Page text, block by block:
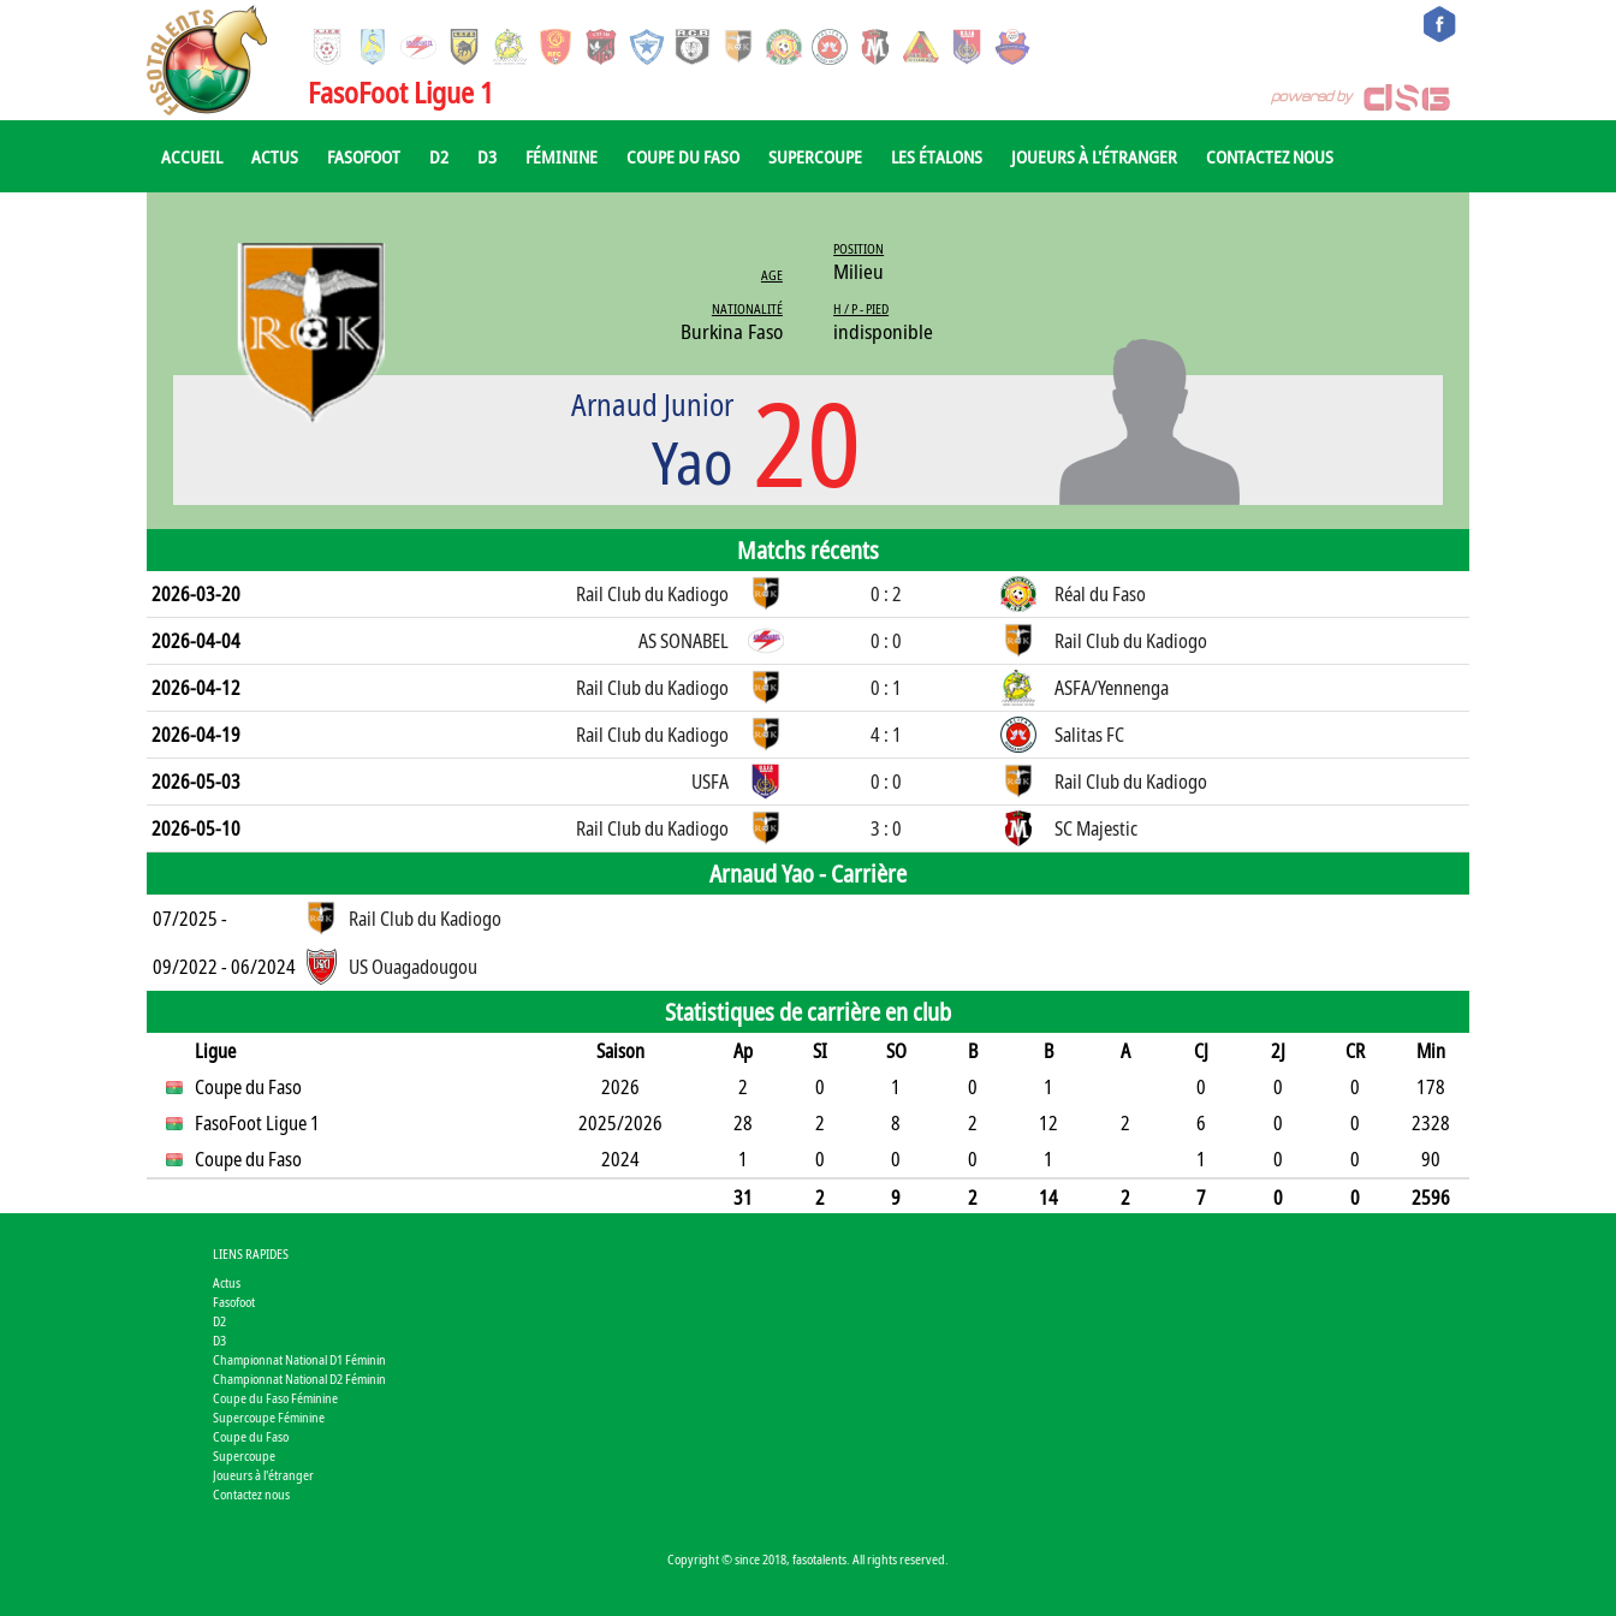
FasoFoot Ligue 1
ACCUEIL ACTUS FASOFOOT D2 D3 FÉMININE COUPE DU FASO SUPERCOUPE LES ÉTALONS JOUEURS À L'ÉTRANGER CONTACTEZ NOUS
AGE
NATIONALITÉ
Burkina Faso
POSITION
Milieu
H / P - PIED
indisponible
20
Arnaud Junior
Yao
Matchs récents
2026-03-20 Rail Club du Kadiogo 0 : 2
Réal du Faso
2026-04-04
AS SONABEL 0 : 0
Rail Club du Kadiogo
2026-04-12
Rail Club du Kadiogo 0 : 1
ASFA/Yennenga
2026-04-19
Rail Club du Kadiogo 4 : 1
Salitas FC
2026-05-03
USFA 0 : 0
Rail Club du Kadiogo
2026-05-10
Rail Club du Kadiogo 3 : 0 SC Majestic
Arnaud Yao -Carrière
07/2025 -
Rail Club du Kadiogo
09/2022 - 06/2024
US Ouagadougou
Statistiques de carrière en club
Ligue Saison Ap SI SO B B A CJ 2J CR
Min
Coupe du Faso
2026 2 0 1 0 1 0 0 0
178
FasoFoot Ligue 1
2025/2026 28 2 8 2 12 2 6 0 0
2328
Coupe du Faso
2024 1 0 0 0 1 1 0 0
90
31
2 9 2 14 2 7 0 0 2596
LIENS RAPIDES
Actus
Fasofoot
D2
D3
Championnat National D1 Féminin
Championnat National D2 Féminin
Coupe du Faso Féminine
Supercoupe Féminine
Coupe du Faso
Supercoupe
Joueurs à l'étranger
Contactez nous
Copyright © since 2018, fasotalents. All rights reserved.